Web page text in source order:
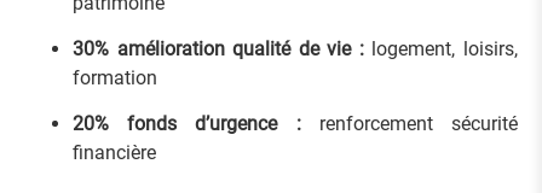
30% amélioration qualité de vie :logement, loisirs,
formation
20% fonds d’urgence :renforcement sécurité
financière